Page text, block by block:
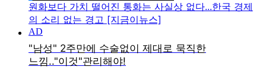
원화보다 가치 떨어진 통화는 사실상 없다...한국 경제
의 소리 없는 경고 [지금이뉴스]